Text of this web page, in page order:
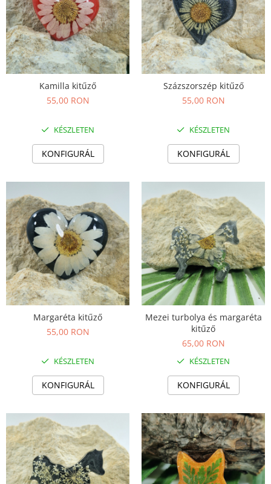
Kamilla kitűző
55,00 RON
KÉSZLETEN
KONFIGURÁL
Százszorszép kitűző
55,00 RON
KÉSZLETEN
KONFIGURÁL
Margaréta kitűző
55,00 RON
KÉSZLETEN
KONFIGURÁL
Mezei turbolya és margaréta
kitűző
65,00 RON
KÉSZLETEN
KONFIGURÁL